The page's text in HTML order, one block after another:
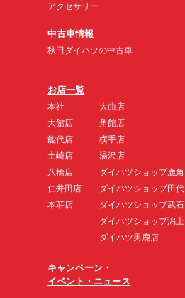
アクセサリー
中古車情報
秋田ダイハツの中古車
お店一覧
本社
大館店
能代店
土崎店
八橋店
仁井田店
本荘店
大曲店
角館店
横手店
湯沢店
ダイハツショップ鹿角
ダイハツショップ田代
ダイハツショップ武石
ダイハツショップ潟上
ダイハツ男鹿店
キャンペーン・
イベント・ニュース